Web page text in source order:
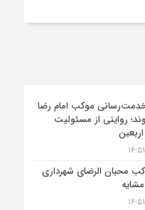
موکب امام رضا
روایتی از مسئولیت
محبان الرضای شهرداری